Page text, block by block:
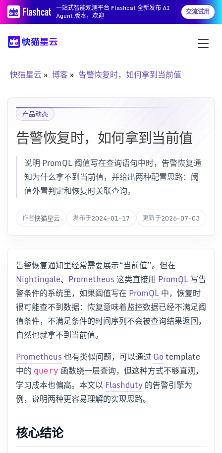
一站式智能观测平台 Flashcat 全新发布 AI
Agent 版本，欢迎
交流试用
快猫星云 博客 告警恢复时，如何拿到当前值
产品动态
告警恢复时，如何拿到当前值
说明 PromQL 阈值写在查询语句中时，告警恢复通
知为什么拿不到当前值，并给出两种配置思路：阈
值外置判定和恢复时关联查询。
作者快猫星云 发布于2024-01-17 更新于2026-07-03
告警恢复通知里经常需要展示“当前值”。但在
Nightingale、 Prometheus这类直接用 PromQL写告
警条件的系统里，如果阈值写在 PromQL中，恢复时
很可能查不到数据：恢复意味着监控数据已经不满足阈
值条件，不满足条件的时间序列不会被查询结果返回，
自然也就拿不到当前值。
Prometheus也有类似问题，可以通过Gotemplate
中的 query 函数绕一层查询，但这种方式不够直观，
学习成本也偏高。本文以Flashduty 的告警引擎为
例，说明两种更容易理解的实现思路。
核心结论